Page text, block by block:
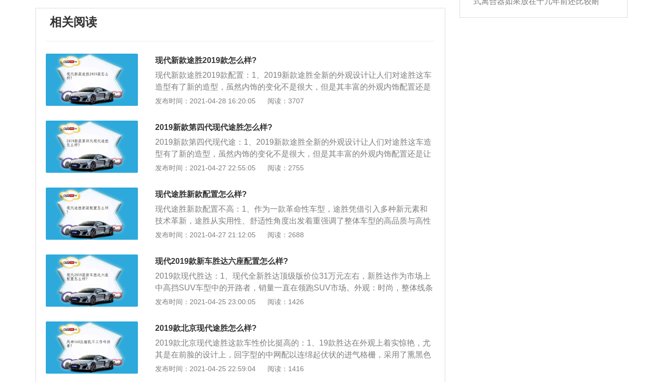
相关阅读
现代新款途胜2019款怎么样?
现代新款途胜2019款配置：1、2019新款途胜全新的外观设计让人们对途胜这车
造型有了新的造型，虽然内饰的变化不是很大，但是其丰富的外观内饰配置还是
让其保持着韩系车一贯的性价比，此外，新车在车联网上有着不小的提升，更贴
年轻了许多，配置丰富，性价比还是比较高的，搭配的智行安全系统和车联网，
迎合了潮流趋势；3、2019款途胜缺点：车辆的NVH方面还是有提升的空间，悬
架调校方面有些硬了，前脸设计不少的消费者觉得很丑。
发布时间：2021-04-28 16:20:05 阅读：3707
2019新款第四代现代途胜怎么样?
2019新款第四代现代途：1、2019新款途胜全新的外观设计让人们对途胜这车造
型有了新的造型，虽然内饰的变化不是很大，但是其丰富的外观内饰配置还是让
其保持着韩系车一贯的性价比，此外，新车在车联网上有着不小的提升，更贴合
轻了许多，配置丰富，性价比还是比较高的，搭配的智行安全系统和车联网，迎
合了潮流趋势；3、2019款途胜缺点：车辆的NVH方面还是有提升的空间，悬架
调校方面有些硬了，前脸设计不少的消费者觉得很丑。
发布时间：2021-04-27 22:55:05 阅读：2755
现代途胜新款配置怎么样?
现代途胜新款配置不高：1、作为一款革命性车型，途胜凭借引入多种新元素和
技术革新，途胜从实用性、舒适性角度出发着重强调了整体车型的高品质与高性
能，并将这种高品质和高性能表现在发动机动力、内外观及空间设计、安全性等
推出，不仅畅销韩国和欧美市场，而且很快成为各种国际汽车大奖追逐的新星。
在上市的短短一年中，由于优异的产品品质，途胜已经获得了包括加拿大记者协
会颁发的“最佳紧凑型SUV车型”奖、国际工业设计协会颁发的“最佳工业设计”奖、
国际汽车专业评价机构StrategicVision颁发的“综合质量第一名”等奖项，同时成为
当年上市车型中“新车品质满意度”最高的车型，刷新了SUV新车上市满意度的纪
获奖的新车。途胜为其所属系列下的最新车系。
发布时间：2021-04-27 21:12:05 阅读：2688
现代2019款新车胜达六座配置怎么样?
2019款现代胜达：1、现代全新胜达顶级版价位31万元左右，新胜达作为市场上
中高挡SUV车型中的开路者，销量一直在领跑SUV市场。外观：时尚，整体线条
流畅丰满，特别是车头的设计非常成功；2、大气、威猛的设计，隆起的前翼子
致；3、现代胜达2011年获stratagicvision调查公司美国汽车市场质量满意度综合
评比第一名的殊荣；4、其精湛的制作工艺和优异的性能表现足以和日本、欧洲
车相抗衡，其较为合理的售价让整车保持着韩国车的绝对优势，在这个价位上面
属于性价比较高的车型，现代全新胜达一个属于中挡偏高一点的挡次。
发布时间：2021-04-25 23:00:05 阅读：1426
2019款北京现代途胜怎么样?
2019款北京现代途胜这款车性价比挺高的：1、19款胜达在外观上着实惊艳，尤
其是在前脸的设计上，回字型的中网配以连绵起伏状的进气格栅，采用了熏黑色
处理。让前脸多了一份霸气之美。而且，LED大灯的设计也十分犀利有神，像是
发布时间：2021-04-25 22:59:04 阅读：1416
损严重，磨损的半轴容易损坏，产生异
响；<&list>3.稳定器的转向胶套和球头